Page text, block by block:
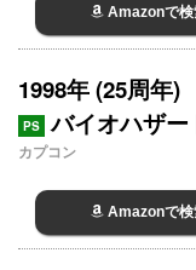
Amazonで検
1998年 (25周年)
PS バイオハザー
カプコン
Amazonで検